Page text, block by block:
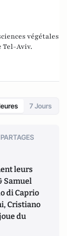
végétales
Tel-Aviv.
7 Jours
leurs
Samuel
di Caprio
Cristiano
du